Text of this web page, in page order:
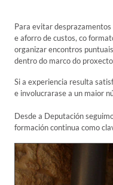
Para evitar
e aforro de custos, co
organizar encontros
dentro do marco do
Si a experiencia resulta
e involucrarase a un maior
Desde a Deputación
formación continua como